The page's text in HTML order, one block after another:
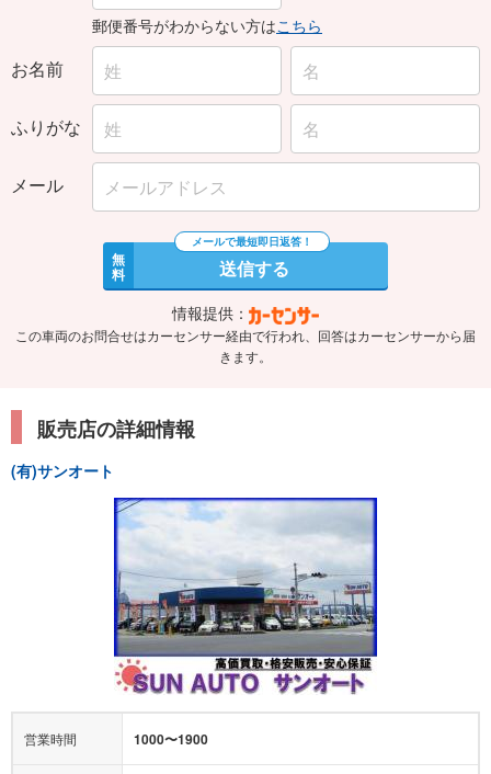
郵便番号がわからない方はこちら
お名前
ふりがな
メール
無
料 送信する
情報提供：
この車両のお問合せはカーセンサー経由で行われ、回答はカーセンサーから届
きます。
販売店の詳細情報
(有)サンオート
営業時間 1000〜1900